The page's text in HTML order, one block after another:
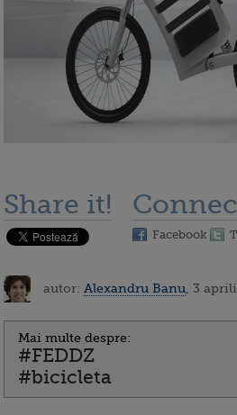
Share it!
Facebook
autor: Alexandru Banu , 3
Mai multe despre:
#FEDDZ
#bicicleta